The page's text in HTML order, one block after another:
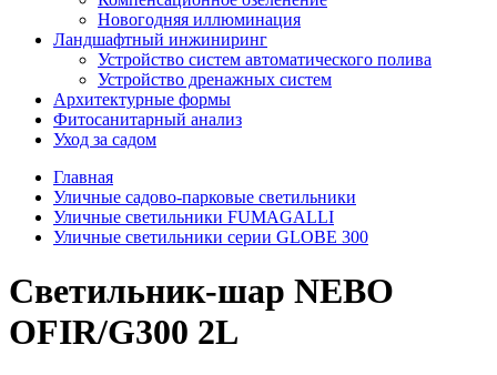
Новогодняя иллюминация
Ландшафтный инжиниринг
Устройство систем автоматического полива
Устройство дренажных систем
Aрхитектурные формы
Фитосанитарный анализ
Уход за садом
Главная
Уличные садово-парковые светильники
Уличные светильники FUMAGALLI
Уличные светильники серии GLOBE 300
Светильник-шар NEBO
OFIR/G300 2L